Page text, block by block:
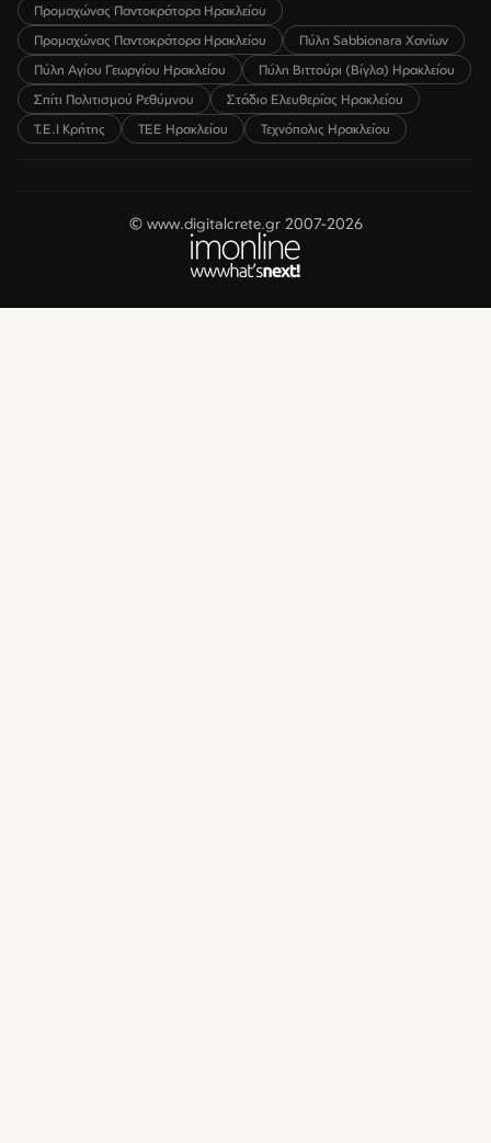
Προμαχώνας Παντοκράτορα Ηρακλείου
Προμαχώνας Παντοκράτορα Ηρακλείου
Πύλη Sabbionara Χανίων
Πύλη Αγίου Γεωργίου Ηρακλείου
Πύλη Βιττούρι (Βίγλα) Ηρακλείου
Σπίτι Πολιτισμού Ρεθύμνου
Στάδιο Ελευθερίας Ηρακλείου
Τ.Ε.Ι Κρήτης
ΤΕΕ Ηρακλείου Τεχνόπολις Ηρακλείου
© www.digitalcrete.gr 2007-2026